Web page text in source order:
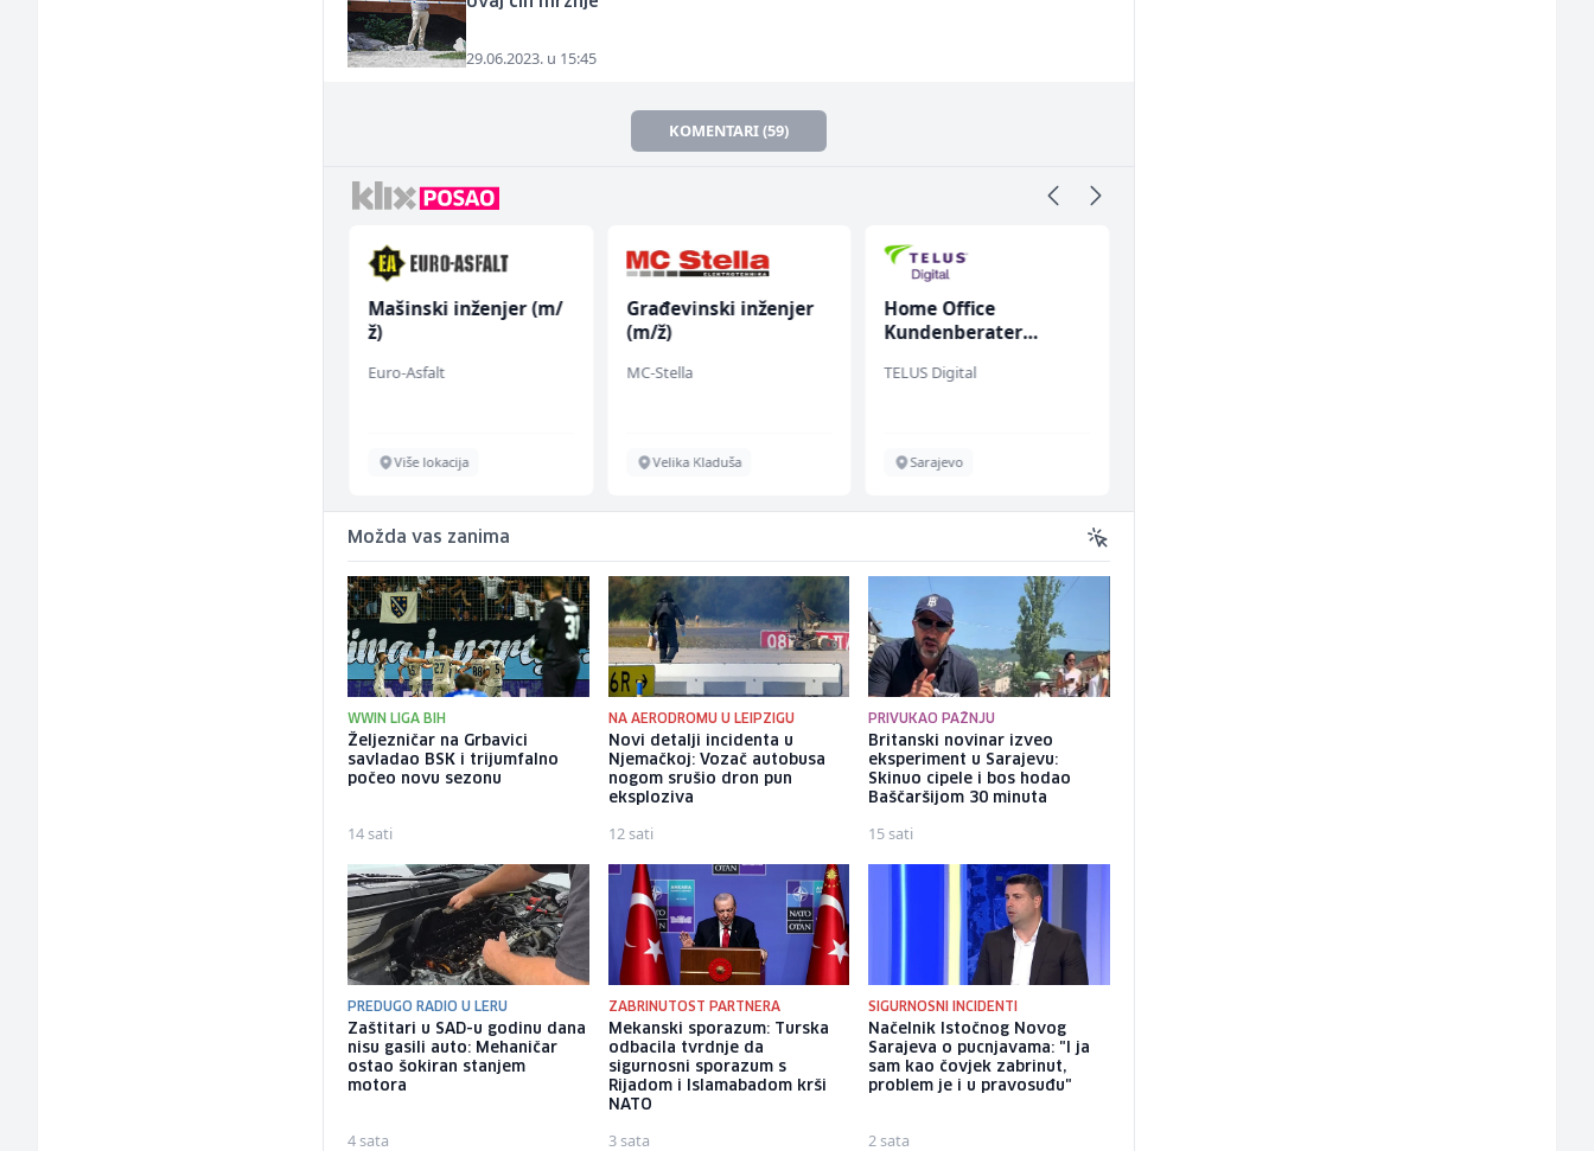
29.06.2023. u 15:45
KOMENTARI (59)
Mašinski inženjer (m/
ž)
Euro-Asfalt
Više lokacija
Građevinski inženjer
(m/ž)
MC-Stella
Velika Kladuša
Home Office
Kundenberater
renommiertes
TELUS Digital
Sarajevo
Možda vas zanima
WWIN LIGA BIH
Željezničar na Grbavici
savladao BSK i trijumfalno
počeo novu sezonu
14 sati
NA AERODROMU U LEIPZIGU
Novi detalji incidenta u
Njemačkoj: Vozač autobusa
nogom srušio dron pun
eksploziva
12 sati
PRIVUKAO PAŽNJU
Britanski novinar izveo
eksperiment u Sarajevu:
Skinuo cipele i bos hodao
Baščaršijom 30 minuta
15 sati
PREDUGO RADIO U LERU
Zaštitari u SAD-u godinu dana
nisu gasili auto: Mehaničar
ostao šokiran stanjem
motora
4 sata
ZABRINUTOST PARTNERA
Mekanski sporazum: Turska
odbacila tvrdnje da
sigurnosni sporazum s
Rijadom i Islamabadom krši
NATO
3 sata
SIGURNOSNI INCIDENTI
Načelnik Istočnog Novog
Sarajeva o pucnjavama: "I ja
sam kao čovjek zabrinut,
problem je i u pravosuđu"
2 sata